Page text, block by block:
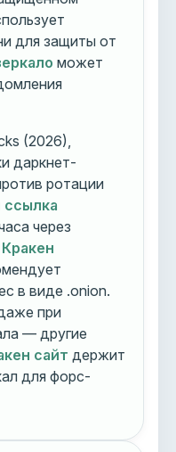
для защиты от
может
(2026),
даркнет-
ротации
ссылка
через
Кракен
в виде .onion.
при
— другие
сайт держит
для форс-